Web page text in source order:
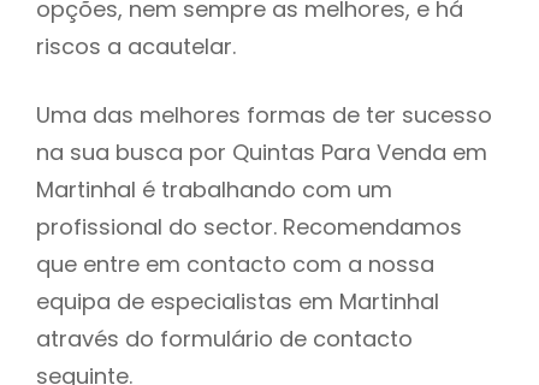
opções, nem sempre as melhores, e há
riscos a acautelar.
Uma das melhores formas de ter sucesso
na sua busca por Quintas Para Venda em
Martinhal é trabalhando com um
profissional do sector. Recomendamos
que entre em contacto com a nossa
equipa de especialistas em Martinhal
através do formulário de contacto
seguinte.